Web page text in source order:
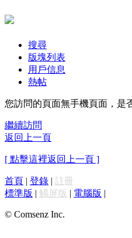
搜尋
版塊列表
用戶信息
熱帖
您訪問的頁面無手機頁面，是
繼續訪問
返回上一頁
[ 點擊這裡返回上一頁 ]
首頁 | 登錄 | 註冊
標準版 | 觸屏版 | 電腦版 |
© Comsenz Inc.